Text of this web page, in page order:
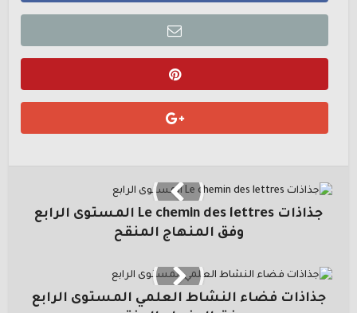
جذاذات Le chemin des lettres المستوى الرابع
وفق المنهاج المنقح
جذاذات فضاء النشاط العلمي المستوى الرابع